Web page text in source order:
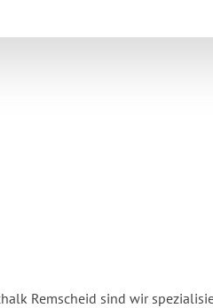
Remscheid sind wir